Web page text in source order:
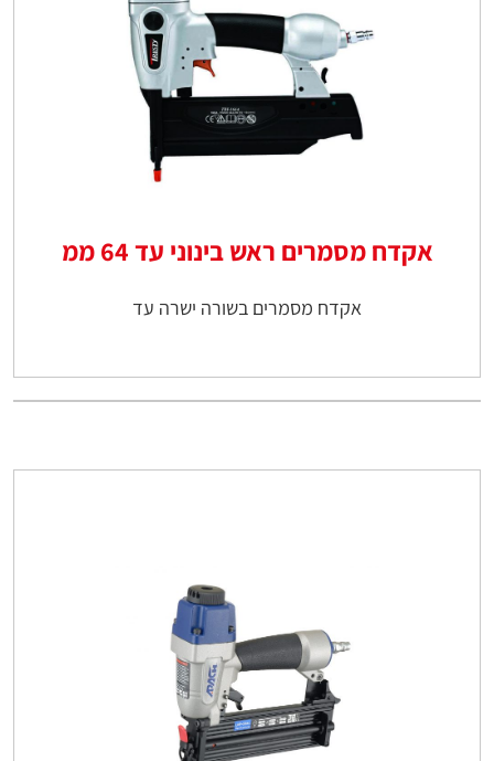
אקדח מסמרים ראש בינוני עד 64 ממ
אקדח מסמרים בשורה ישרה עד